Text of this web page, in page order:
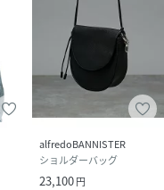
alfredoBANNISTER
ショルダーバッグ
23,100円